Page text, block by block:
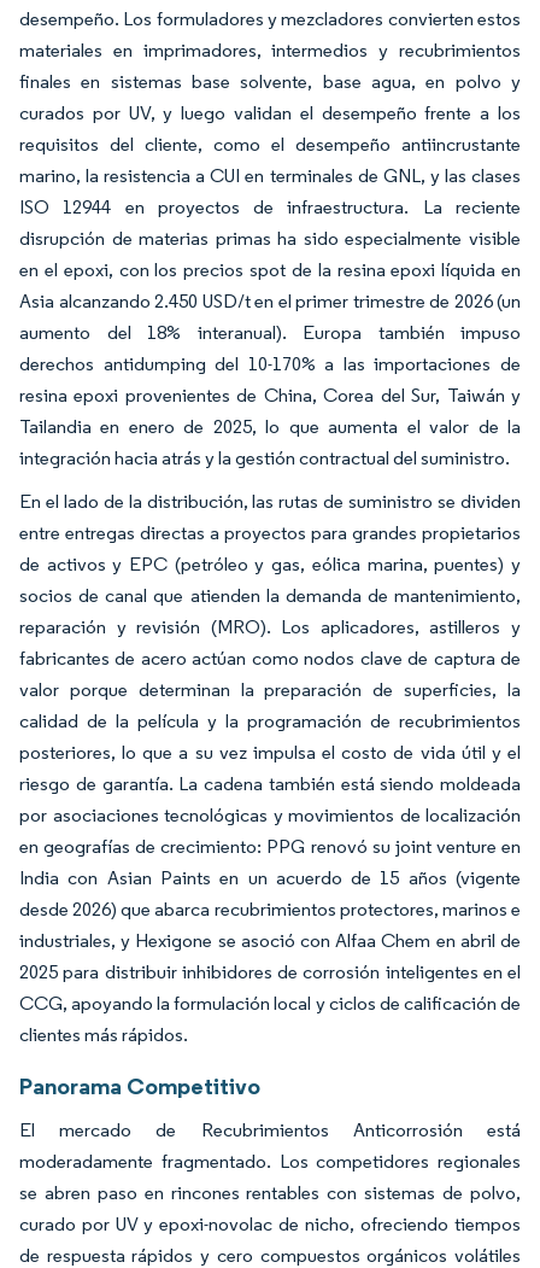
desempeño. Los formuladores y mezcladores convierten estos
materiales en imprimadores, intermedios y recubrimientos
finales en sistemas base solvente, base agua, en polvo y
curados por UV, y luego validan el desempeño frente a los
requisitos del cliente, como el desempeño antiincrustante
marino, la resistencia a CUI en terminales de GNL, y las clases
ISO 12944 en proyectos de infraestructura. La reciente
disrupción de materias primas ha sido especialmente visible
en el epoxi, con los precios spot de la resina epoxi líquida en
Asia alcanzando 2.450 USD/t en el primer trimestre de 2026 (un
aumento del 18% interanual). Europa también impuso
derechos antidumping del 10-170% a las importaciones de
resina epoxi provenientes de China, Corea del Sur, Taiwán y
Tailandia en enero de 2025, lo que aumenta el valor de la
integración hacia atrás y la gestión contractual del suministro.
En el lado de la distribución, las rutas de suministro se dividen
entre entregas directas a proyectos para grandes propietarios
de activos y EPC (petróleo y gas, eólica marina, puentes) y
socios de canal que atienden la demanda de mantenimiento,
reparación y revisión (MRO). Los aplicadores, astilleros y
fabricantes de acero actúan como nodos clave de captura de
valor porque determinan la preparación de superficies, la
calidad de la película y la programación de recubrimientos
posteriores, lo que a su vez impulsa el costo de vida útil y el
riesgo de garantía. La cadena también está siendo moldeada
por asociaciones tecnológicas y movimientos de localización
en geografías de crecimiento: PPG renovó su joint venture en
India con Asian Paints en un acuerdo de 15 años (vigente
desde 2026) que abarca recubrimientos protectores, marinos e
industriales, y Hexigone se asoció con Alfaa Chem en abril de
2025 para distribuir inhibidores de corrosión inteligentes en el
CCG, apoyando la formulación local y ciclos de calificación de
clientes más rápidos.
Panorama Competitivo
El mercado de Recubrimientos Anticorrosión está
moderadamente fragmentado. Los competidores regionales
se abren paso en rincones rentables con sistemas de polvo,
curado por UV y epoxi-novolac de nicho, ofreciendo tiempos
de respuesta rápidos y cero compuestos orgánicos volátiles